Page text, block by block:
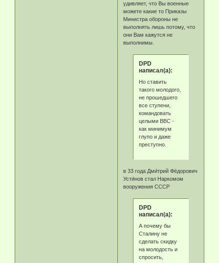
удивляет, что Вы военные
можете какие то Приказы
Министра обороны не
выполнять лишь потому, что
они Вам кажутся не
выполнимы.
DPD
написал(а):
Но ставить
такого молодого,
не прошедшего
все ступени,
командовать
целыми ВВС -
как минимум
глупо и даже
преступно.
в 33 года Дми́трий Фёдорович
Усти́нов стал Наркомом
вооружения СССР
DPD
написал(а):
А почему бы
Сталину не
сделать скидку
на молодость и
спросить,